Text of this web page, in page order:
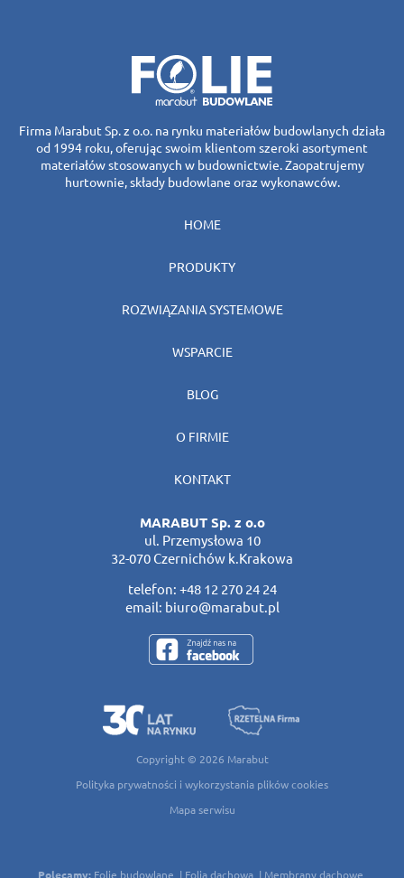
Firma Marabut Sp. z o.o. na rynku materiałów budowlanych działa
od 1994 roku, oferując swoim klientom szeroki asortyment
materiałów stosowanych w budownictwie. Zaopatrujemy
hurtownie, składy budowlane oraz wykonawców.
HOME
PRODUKTY
ROZWIĄZANIA SYSTEMOWE
WSPARCIE
BLOG
O FIRMIE
KONTAKT
MARABUT Sp. z o.o
ul. Przemysłowa 10
32-070 Czernichów k.Krakowa
telefon: +48 12 270 24 24
email: biuro@marabut.pl
Copyright © 2026 Marabut
Polityka prywatności i wykorzystania plików cookies
Mapa serwisu
Polecamy: Folie budowlane Folia dachowa Membrany dachowe